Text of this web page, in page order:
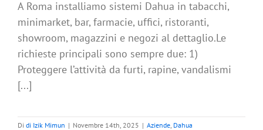
A Roma installiamo sistemi Dahua in tabacchi,
minimarket, bar, farmacie, uffici, ristoranti,
showroom, magazzini e negozi al dettaglio.Le
richieste principali sono sempre due: 1)
Proteggere l’attività da furti, rapine, vandalismi
[...]
Di di Izik Mimun | Novembre 14th, 2025 | Aziende Dahua